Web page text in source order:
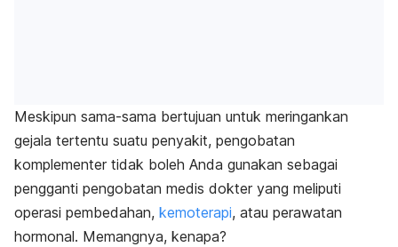
Meskipun sama-sama bertujuan untuk meringankan
gejala tertentu suatu penyakit, pengobatan
komplementer tidak boleh Anda gunakan sebagai
pengganti pengobatan medis dokter yang meliputi
operasi pembedahan, kemoterapi, atau perawatan
hormonal. Memangnya, kenapa?